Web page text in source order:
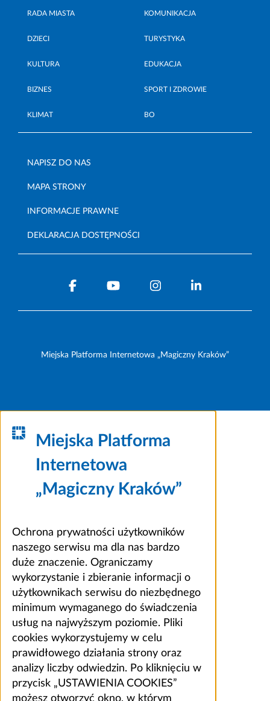
RADA MIASTA KOMUNIKACJA
DZIECI TURYSTYKA
KULTURA EDUKACJA
BIZNES SPORT I ZDROWIE
KLIMAT BO
NAPISZ DO NAS
MAPA STRONY
INFORMACJE PRAWNE
DEKLARACJA DOSTĘPNOŚCI
Miejska Platforma Internetowa „Magiczny Kraków”
Miejska Platforma
Internetowa
„Magiczny Kraków”
Ochrona prywatności użytkowników
naszego serwisu ma dla nas bardzo
duże znaczenie. Ograniczamy
wykorzystanie i zbieranie informacji o
użytkownikach serwisu do niezbędnego
minimum wymaganego do świadczenia
usług na najwyższym poziomie. Pliki
cookies wykorzystujemy w celu
prawidłowego działania strony oraz
analizy liczby odwiedzin. Po kliknięciu w
przycisk „USTAWIENIA COOKIES”
możesz otworzyć okno, w którym